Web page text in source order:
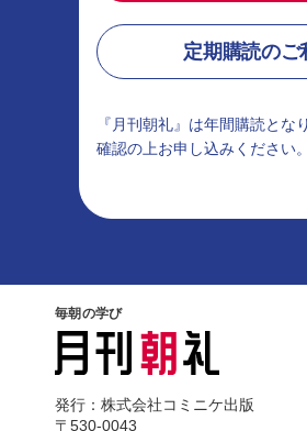
定期購読のご
『月刊朝礼』は年間購読と
確認の上お申し込みください。
毎朝の学び
発行：株式会社コミニケ出版
〒530-0043